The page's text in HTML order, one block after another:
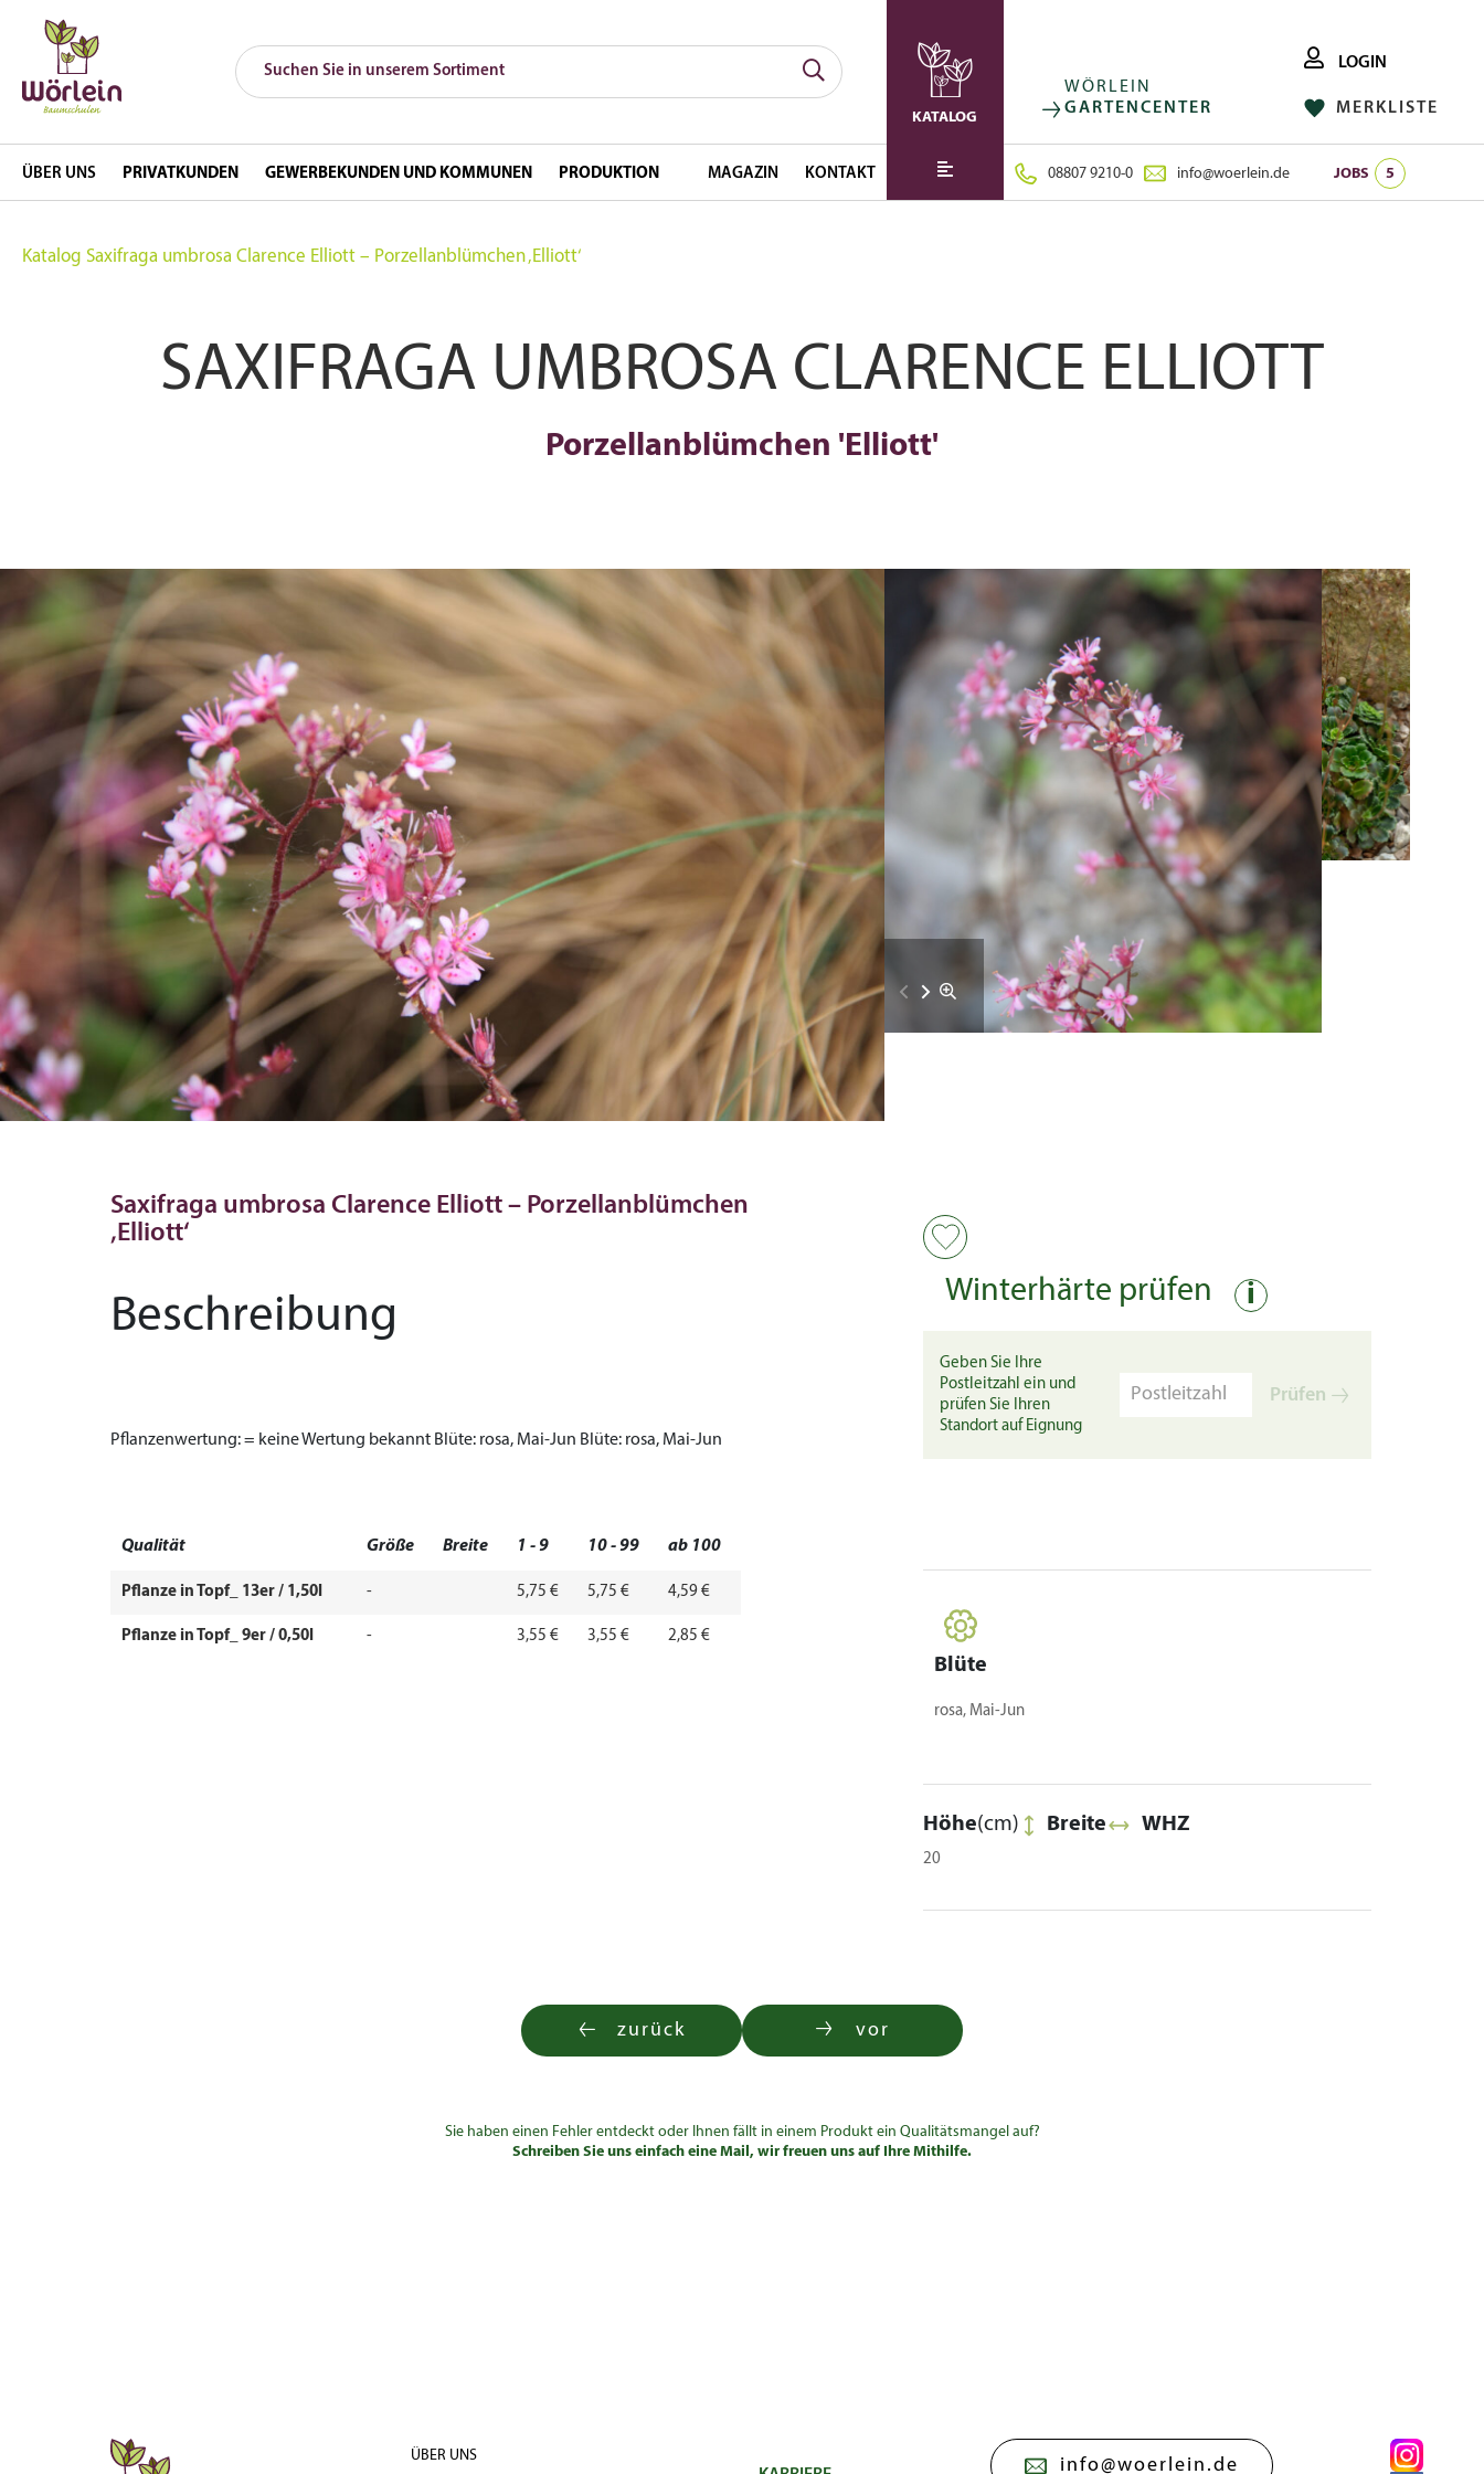
KATALOG
ÜBER UNS PRIVATKUNDEN GEWERBEKUNDEN UND KOMMUNEN PRODUKTION MAGAZIN KONTAKT
WÖRLEIN
GARTENCENTER
LOGIN
MERKLISTE
08807 9210-0 info@woerlein.de JOBS 5
FOLGE UNS AUF: INSTAGRAM FACEBOOK
Katalog Saxifraga umbrosa Clarence Elliott – Porzellanblümchen ‚Elliott‘
SAXIFRAGA UMBROSA CLARENCE ELLIOTT
Porzellanblümchen 'Elliott'
Saxifraga umbrosa Clarence Elliott – Porzellanblümchen
‚Elliott‘
Beschreibung
Pflanzenwertung:= keine Wertung bekannt Blüte: rosa, Mai-Jun Blüte: rosa, Mai-Jun
Qualität Größe Breite 1 - 9 10 - 99 ab 100
Pflanze in Topf_ 13er / 1,50l - 5,75 € 5,75 € 4,59 €
Pflanze in Topf_ 9er / 0,50l - 3,55 € 3,55 € 2,85 €
Winterhärte prüfen i
Geben Sie Ihre
Postleitzahl ein und
prüfen Sie Ihren
Standort auf Eignung
Prüfen
Blüte
rosa, Mai-Jun
Höhe(cm)
20
Breite WHZ
zurück vor
Sie haben einen Fehler entdeckt oder Ihnen fällt in einem Produkt ein Qualitätsmangel auf?
Schreiben Sie uns einfach eine Mail, wir freuen uns auf Ihre Mithilfe.
ÜBER UNS info@woerlein.de